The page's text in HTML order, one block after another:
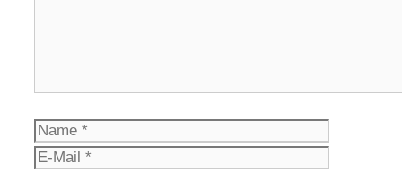
Name
E-